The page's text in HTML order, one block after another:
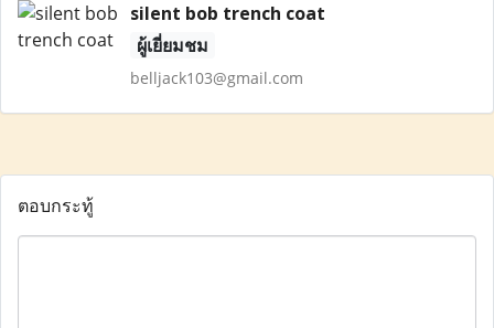
silent bob trench coat
ผู้เยี่ยมชม
belljack103@gmail.com
ตอบกระทู้